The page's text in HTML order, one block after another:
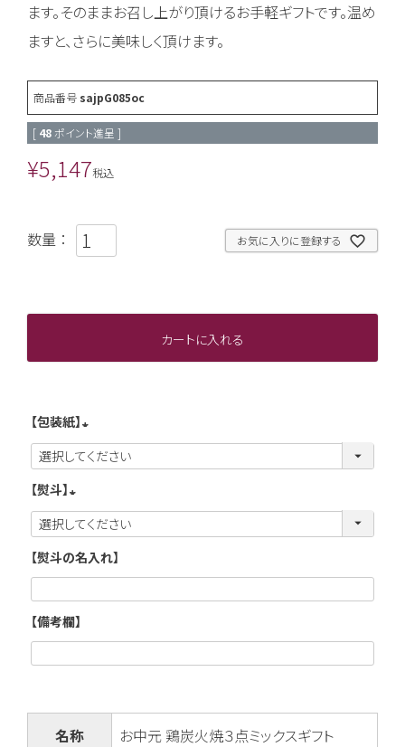
ます。そのままお召し上がり頂けるお手軽ギフトです。温め
ますと、さらに美味しく頂けます。
商品番号 sajpG085oc
[ 48 ポイント進呈 ]
¥5,147税込
お気に入りに登録する
カートに入れる
【包装紙】
(
須
)
【熨斗】
(
必
須
)
【熨斗の名入れ】
【備考欄】
名称 お中元 鶏炭火焼３点ミックスギフト